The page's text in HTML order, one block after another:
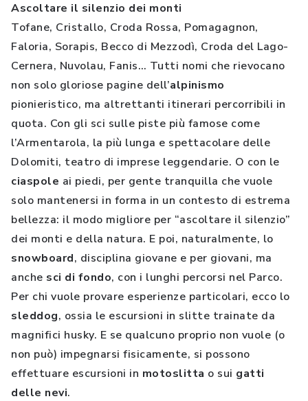
Ascoltare il silenzio dei monti
Tofane, Cristallo, Croda Rossa, Pomagagnon,
Faloria, Sorapis, Becco di Mezzodì, Croda del Lago-
Cernera, Nuvolau, Fanis… Tutti nomi che rievocano
non solo gloriose pagine dell’alpinismo
pionieristico, ma altrettanti itinerari percorribili in
quota. Con gli sci sulle piste più famose come
l’Armentarola, la più lunga e spettacolare delle
Dolomiti, teatro di imprese leggendarie. O con le
ciaspole ai piedi, per gente tranquilla che vuole
solo mantenersi in forma in un contesto di estrema
bellezza: il modo migliore per “ascoltare il silenzio”
dei monti e della natura. E poi, naturalmente, lo
snowboard, disciplina giovane e per giovani, ma
anche sci di fondo, con i lunghi percorsi nel Parco.
Per chi vuole provare esperienze particolari, ecco lo
sleddog, ossia le escursioni in slitte trainate da
magnifici husky. E se qualcuno proprio non vuole (o
non può) impegnarsi fisicamente, si possono
effettuare escursioni in motoslitta o sui gatti
delle nevi.